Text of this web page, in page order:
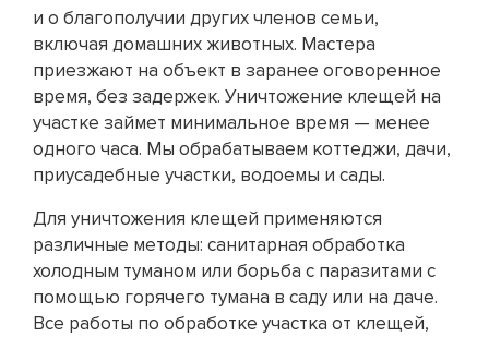
и о благополучии других членов семьи,
включая домашних животных. Мастера
приезжают на объект в заранее оговоренное
время, без задержек. Уничтожение клещей на
участке займет минимальное время — менее
одного часа. Мы обрабатываем коттеджи, дачи,
приусадебные участки, водоемы и сады.
Для уничтожения клещей применяются
различные методы: санитарная обработка
холодным туманом или борьба с паразитами с
помощью горячего тумана в саду или на даче.
Все работы по обработке участка от клещей,